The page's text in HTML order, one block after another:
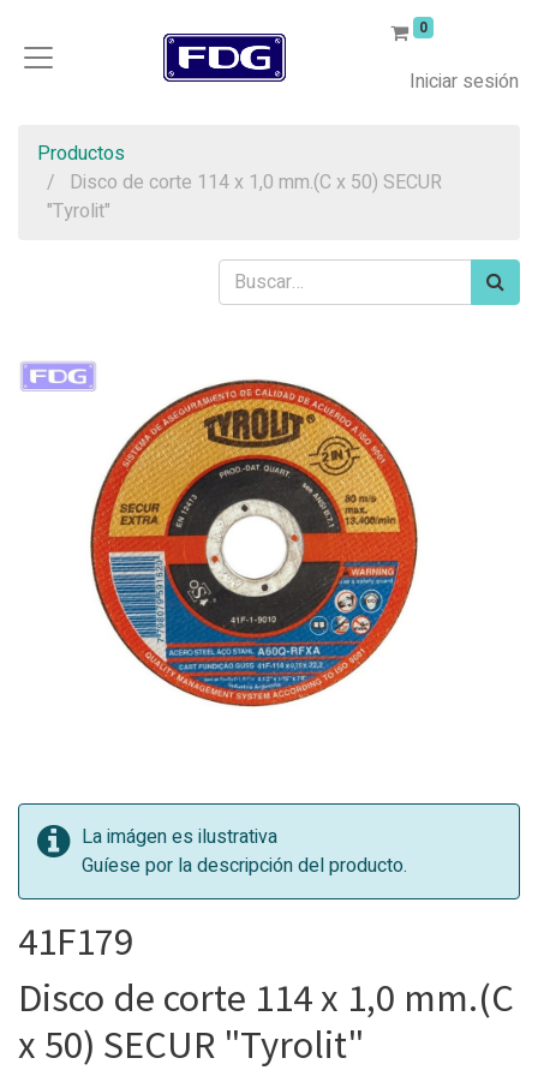
0
Iniciar sesión
Productos
Disco de corte 114 x 1,0 mm.(C x 50) SECUR
"Tyrolit"
La imágen es ilustrativa
Guíese por la descripción del producto.
41F179
Disco de corte 114 x 1,0 mm.(C
x 50) SECUR "Tyrolit"